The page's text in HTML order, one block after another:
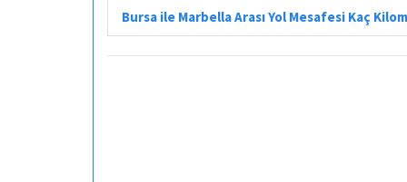
Bursa ile Marbella Arası Yol Mesafesi Kaç